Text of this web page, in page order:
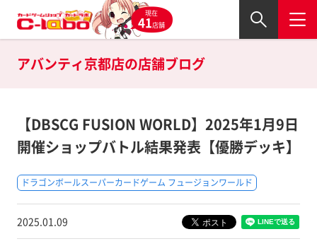
現在
41店舗
アバンティ京都店の店舗ブログ
【DBSCG FUSION WORLD】2025年1月9日
開催ショップバトル結果発表【優勝デッキ】
ドラゴンボールスーパーカードゲーム フュージョンワールド
2025.01.09